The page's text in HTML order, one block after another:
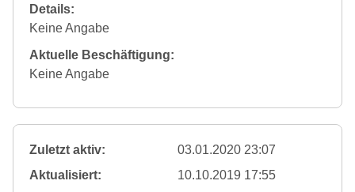
Details:
Keine Angabe
Aktuelle Beschäftigung:
Keine Angabe
Zuletzt aktiv:
03.01.2020 23:07
Aktualisiert:
10.10.2019 17:55